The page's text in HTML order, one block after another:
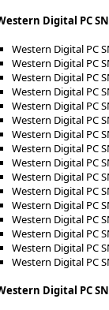
Digital PC
Western Digital PC
Western Digital PC
Western Digital PC
Western Digital PC
Western Digital PC
Western Digital PC
Western Digital PC
Western Digital PC
Western Digital PC
Western Digital PC
Western Digital PC
Western Digital PC
Western Digital PC
Western Digital PC
Western Digital PC
Western Digital PC
Digital PC